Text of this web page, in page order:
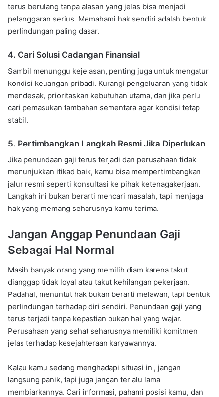
terus berulang tanpa alasan yang jelas bisa menjadi
pelanggaran serius. Memahami hak sendiri adalah bentuk
perlindungan paling dasar.
4. Cari Solusi Cadangan Finansial
Sambil menunggu kejelasan, penting juga untuk mengatur
kondisi keuangan pribadi. Kurangi pengeluaran yang tidak
mendesak, prioritaskan kebutuhan utama, dan jika perlu
cari pemasukan tambahan sementara agar kondisi tetap
stabil.
5. Pertimbangkan Langkah Resmi Jika Diperlukan
Jika penundaan gaji terus terjadi dan perusahaan tidak
menunjukkan itikad baik, kamu bisa mempertimbangkan
jalur resmi seperti konsultasi ke pihak ketenagakerjaan.
Langkah ini bukan berarti mencari masalah, tapi menjaga
hak yang memang seharusnya kamu terima.
Jangan Anggap Penundaan Gaji
Sebagai Hal Normal
Masih banyak orang yang memilih diam karena takut
dianggap tidak loyal atau takut kehilangan pekerjaan.
Padahal, menuntut hak bukan berarti melawan, tapi bentuk
perlindungan terhadap diri sendiri. Penundaan gaji yang
terus terjadi tanpa kepastian bukan hal yang wajar.
Perusahaan yang sehat seharusnya memiliki komitmen
jelas terhadap kesejahteraan karyawannya.
Kalau kamu sedang menghadapi situasi ini, jangan
langsung panik, tapi juga jangan terlalu lama
membiarkannya. Cari informasi, pahami posisi kamu, dan